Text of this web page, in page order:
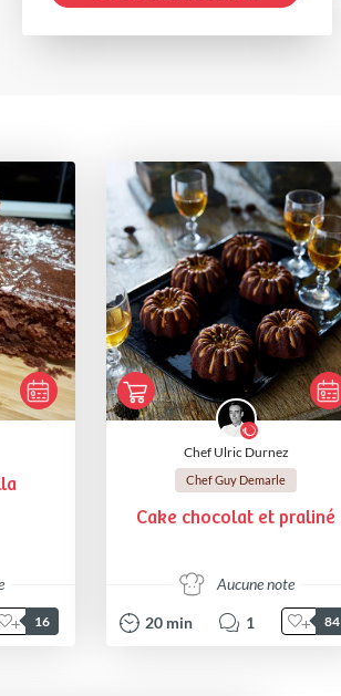
16
Chef Ulric Durnez
Chef Guy Demarle
Cake chocolat et praliné
Aucune note
20 min 1 84